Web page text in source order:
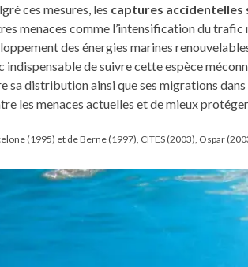
ces mesures, les captures
menaces comme l’intensification du
des énergies marines
indispensable de suivre cette espèce
sa distribution ainsi que ses migrations
les menaces actuelles et de mieux
(1995) et de Berne (1997), CITES (2003), Ospar